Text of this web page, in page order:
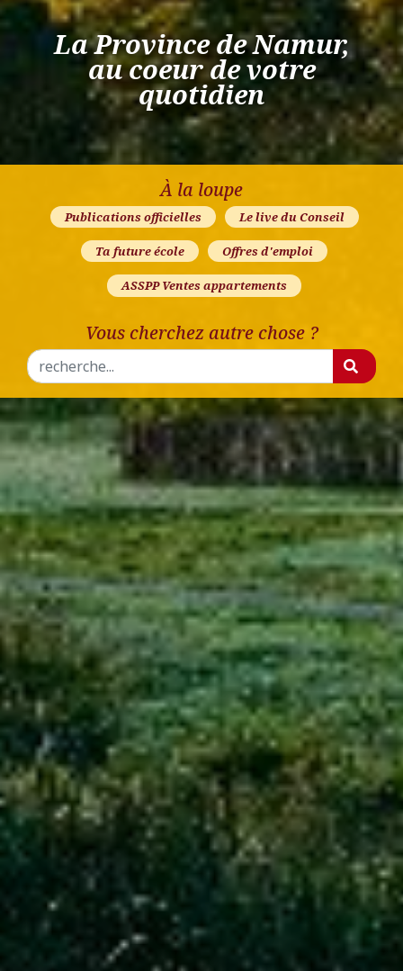
La Province de Namur,
au coeur de votre
quotidien
À la loupe
Publications officielles Le live du Conseil
Ta future école Offres d'emploi
ASSPP Ventes appartements
Vous cherchez autre chose ?
Rechercher